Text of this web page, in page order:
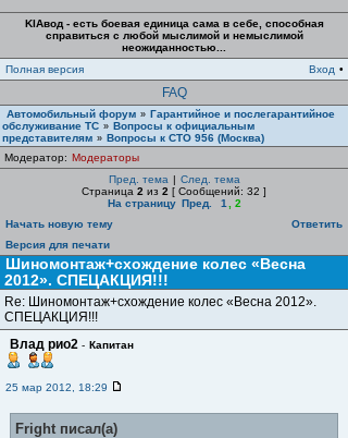
KIAвод - есть боевая единица сама в себе, способная
справиться с любой мыслимой и немыслимой
неожиданностью...
Полная версия
Вход •
FAQ
Автомобильный форум » Гарантийное и послегарантийное
обслуживание ТС » Вопросы к официальным
представителям » Вопросы к СТО 956 (Москва)
Модератор: Модераторы
Пред. тема | След. тема
Страница 2 из 2 [ Сообщений: 32 ]
На страницу Пред. 1
2
Начать новую тему
Ответить
Версия для печати
Шиномонтаж+схождение колес «Весна
2012». СПЕЦАКЦИЯ!!!
Re: Шиномонтаж+схождение колес «Весна 2012».
СПЕЦАКЦИЯ!!!
Влад рио2 - Капитан
25 мар 2012, 18:29
Fright писал(а)